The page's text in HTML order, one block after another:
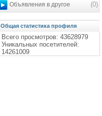
(0)
Объявления в другое
Общая статистика профиля
Всего просмотров: 43628979
Уникальных посетителей:
14261009